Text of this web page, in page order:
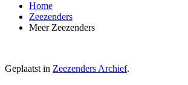
Home
Zeezenders
Meer Zeezenders
Geplaatst in Zeezenders Archief.